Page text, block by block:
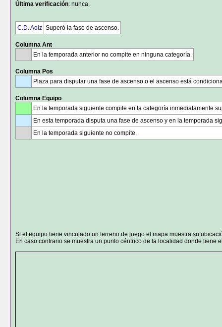
Última verificación: nunca.
C.D. Aoiz Superó la fase de ascenso.
Columna Ant
En la temporada anterior no compite en ninguna categoría.
Columna Pos
Plaza para disputar una fase de ascenso o el ascenso está
Columna Equipo
En la temporada siguiente compite en la categoría inmediatamente
En esta temporada disputa una fase de ascenso y en la temporada
En la temporada siguiente no compite.
Si el equipo tiene vinculado un terreno de juego el mapa muestra su
En caso contrario se muestra un punto céntrico de la localidad donde tiene